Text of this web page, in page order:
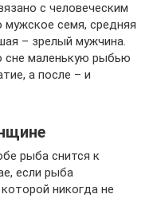
с человеческим
мужское семя, средняя
– зрелый мужчина.
сне маленькую рыбью
а после – и
рыба снится к
если рыба
никогда не